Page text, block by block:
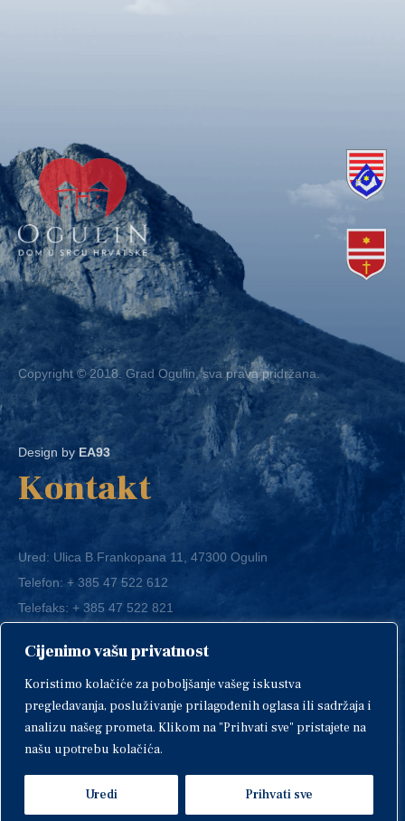
Cijenimo vašu privatnost
Koristimo kolačiće za poboljšanje vašeg iskustva
pregledavanja, posluživanje prilagođenih oglasa ili sadržaja i
analizu našeg prometa. Klikom na "Prihvati sve" pristajete na
našu upotrebu kolačića.
Uredi Prihvati sve
Copyright © 2018. Grad Ogulin, sva prava pridržana.
Design by EA93
Kontakt
Ured: Ulica B.Frankopana 11, 47300 Ogulin
Telefon:+ 385 47 522 612
Telefaks:+ 385 47 522 821
E-mail:grad-ogulin@ogulin.hr
IBAN: HR1424020061829700009